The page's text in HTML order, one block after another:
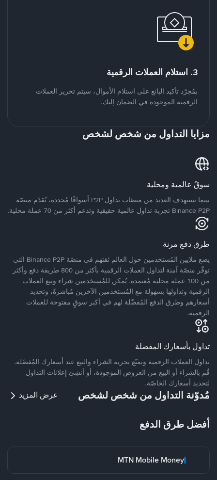
3. استلام العملات الرقمية
بمُجرّد تأكيد البائع على استلام الأموال، سيتم تحرير العملات
الرقمية الموجودة في الضمان إليك.
مزايا التداول من شخص لشخص
سوقٌ عالمية ومحلية
بينما تستهدف العديد من منصّات تداول P2P أسواقًا مُحددة، تُقدّم منصّة
Binance P2P تجربة تداول عالمية حقيقية وتدعم أكثر من 70 عملة محلية.
طرق دفع مرنة
يضع ملايين المُستخدمين حول العالم ثقتهم في منصّة Binance P2P التي
توفّر منصّة آمنة لتداول العملات الرقمية بأكثر من 800 طريقة دفع وأكثر
من 100 عملة محلية مُعتمدة. يُمكن للمُستخدمين شراء وبيع العملات
الرقمية وتداولها بسهولة مع المُستخدمين الآخرين مُباشرةً، وتحديد
أسعارهم وطرق الدفع المُفضّلة لهم في أكبر سوقٍ مفتوحة للعملات
الرقمية.
تداول بأسعارك المفضلة
تداول العملات الرقمية وتمتّع بحرية الشراء والبيع عند أسعارك المُفضّلة.
قُم بالشراء أو البيع من العروض الموجودة، أو أنشِئ إعلانات التداول
لتحديد أسعارك الخاصّة.
مُدوّنة التداول من شخص لشخص عرض المزيد
أفضل طرق الدفع
MTN Mobile Money